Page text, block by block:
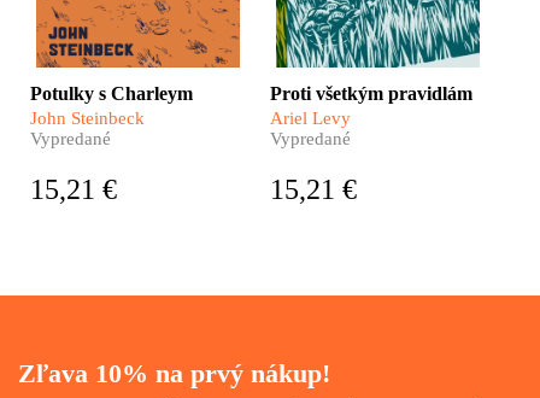
Potulky s Charleym
John Steinbeck
Vypredané
15,21 €
Proti všetkým pravidlám
Ariel Levy
Vypredané
15,21 €
Zľava 10% na prvý nákup!